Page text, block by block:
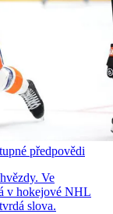
předpovědi
Ve
v hokejové NHL
slova.